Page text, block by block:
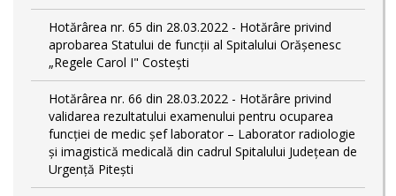
Hotărârea nr. 65 din 28.03.2022 - Hotărâre privind
aprobarea Statului de funcţii al Spitalului Orășenesc
„Regele Carol I" Costești
Hotărârea nr. 66 din 28.03.2022 - Hotărâre privind
validarea rezultatului examenului pentru ocuparea
funcției de medic șef laborator – Laborator radiologie
și imagistică medicală din cadrul Spitalului Județean de
Urgență Pitești